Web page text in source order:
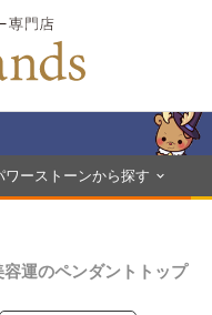
ワーストーンから探す
容運のペンダントトップ